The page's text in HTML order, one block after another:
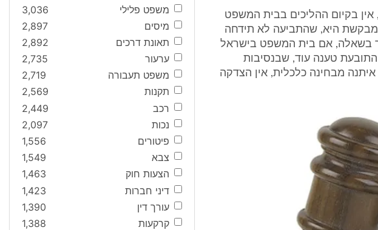
בקיום ההליכים בבית המשפט
מבקשת היא, שהתביעה לא תידחה
בשאלה, אם בית המשפט בישראל
טענה עוד, שבנסיבות
מבחינה כלכלית, אין הצדקה
משפט פלילי
3,036
מיסים
2,897
תאונת דרכים
2,892
ערעור
2,735
משפט תעבורה
2,719
תקנות
2,569
רכב
2,449
נכות
2,097
פיטורים
1,556
צבא
1,549
הצעות חוק
1,463
דיני חברות
1,423
עורך דין
1,390
קרקעות
1,388